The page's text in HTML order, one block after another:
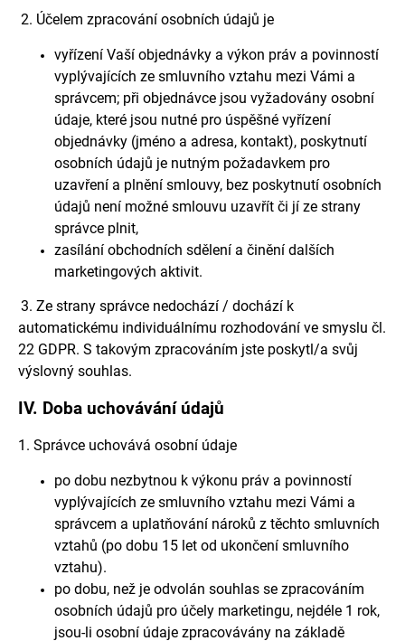
2. Účelem zpracování osobních údajů je
vyřízení Vaší objednávky a výkon práv a povinností
vyplývajících ze smluvního vztahu mezi Vámi a
správcem; při objednávce jsou vyžadovány osobní
údaje, které jsou nutné pro úspěšné vyřízení
objednávky (jméno a adresa, kontakt), poskytnutí
osobních údajů je nutným požadavkem pro
uzavření a plnění smlouvy, bez poskytnutí osobních
údajů není možné smlouvu uzavřít či jí ze strany
správce plnit,
zasílání obchodních sdělení a činění dalších
marketingových aktivit.
3. Ze strany správce nedochází / dochází k
automatickému individuálnímu rozhodování ve smyslu čl.
22 GDPR. S takovým zpracováním jste poskytl/a svůj
výslovný souhlas.
IV. Doba uchovávání údajů
1. Správce uchovává osobní údaje
po dobu nezbytnou k výkonu práv a povinností
vyplývajících ze smluvního vztahu mezi Vámi a
správcem a uplatňování nároků z těchto smluvních
vztahů (po dobu 15 let od ukončení smluvního
vztahu).
po dobu, než je odvolán souhlas se zpracováním
osobních údajů pro účely marketingu, nejdéle 1 rok,
jsou-li osobní údaje zpracovávány na základě